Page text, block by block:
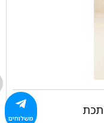
משלוחים